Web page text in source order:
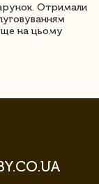
Отримали
ще на цьому